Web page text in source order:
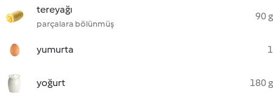
tereyağı
parçalara bölünmüş
90 g
yumurta 1
yoğurt 180 g